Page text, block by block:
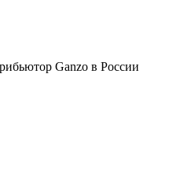
Ganzo в России